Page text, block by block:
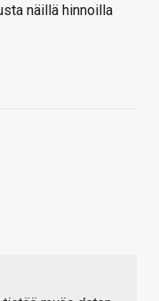
näillä hinnoilla